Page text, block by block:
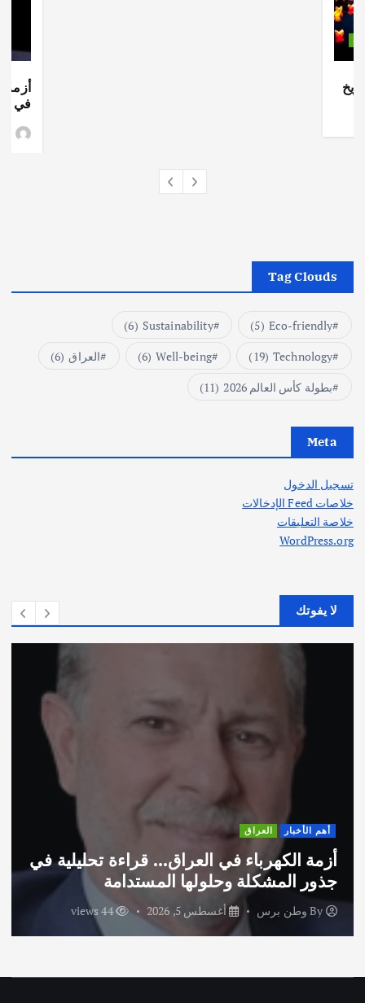
أزمة
في
Tag Clouds
Eco-friendly
(5)
Sustainability
(6)
Technology
(19)
Well-being
(6) العراق (6)
بطولة كأس العالم 2026
(11)
Meta
تسجيل الدخول
خلاصات Feed الإدخالات
خلاصة التعليقات
WordPress.org
لا يفوتك
أهم الأخبار ثقافة وفنون
اختتام ورشة السينوغرافيا في مدينة كلباء
الاماراتية
وطن برس أغسطس 3, 2026 55 views